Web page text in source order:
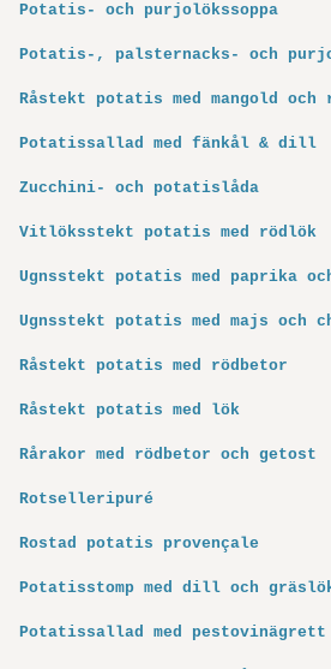
Potatis- och purjolökssoppa
Potatis-, palsternacks- och
Råstekt potatis med mangold och
Potatissallad med fänkål & dill
Zucchini- och potatislåda
Vitlöksstekt potatis med rödlök
Ugnsstekt potatis med paprika
Ugnsstekt potatis med majs och
Råstekt potatis med rödbetor
Råstekt potatis med lök
Rårakor med rödbetor och getost
Rotselleripuré
Rostad potatis provençale
Potatisstomp med dill och
Potatissallad med pestovinägrett